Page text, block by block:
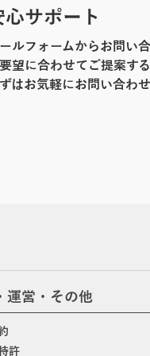
心サポート
ルフォームからお問い
望に合わせてご提案す
はお気軽にお問い合わせ
運営・その他
許